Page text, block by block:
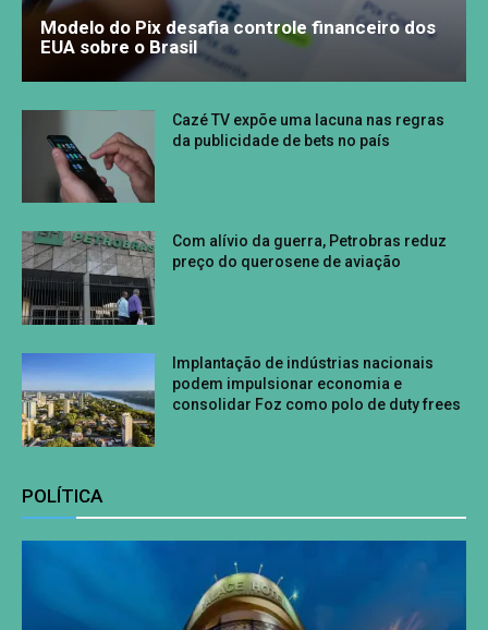
Modelo do Pix desafia controle financeiro dos
EUA sobre o Brasil
Cazé TV expõe uma lacuna nas regras
da publicidade de bets no país
Com alívio da guerra, Petrobras reduz
preço do querosene de aviação
Implantação de indústrias nacionais
podem impulsionar economia e
consolidar Foz como polo de duty frees
POLÍTICA